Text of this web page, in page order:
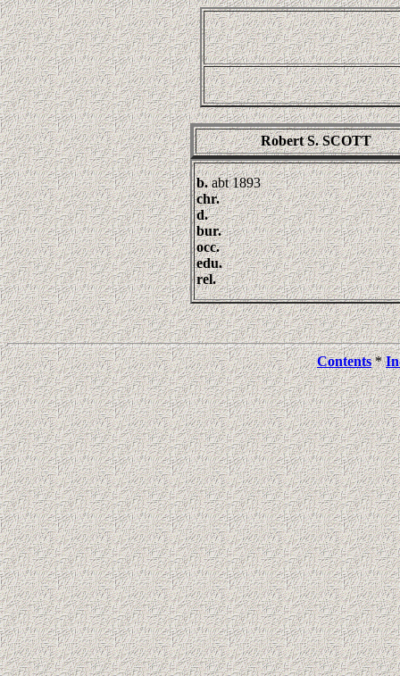
Robert S. SCOTT
b.abt 1893
chr.
d.
bur.
occ.
edu.
rel.
Contents*